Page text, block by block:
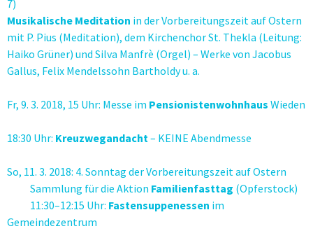
7)
Musikalische Meditation in der Vorbereitungszeit auf Ostern
mit P. Pius (Meditation), dem Kirchenchor St. Thekla (Leitung:
Haiko Grüner) und Silva Manfrè (Orgel) – Werke von Jacobus
Gallus, Felix Mendelssohn Bartholdy u. a.
Fr, 9. 3. 2018, 15 Uhr: Messe im Pensionistenwohnhaus Wieden
18:30 Uhr: Kreuzwegandacht– KEINE Abendmesse
So, 11. 3. 2018: 4. Sonntag der Vorbereitungszeit auf Ostern
Sammlung für die Aktion Familienfasttag (Opferstock)
11:30–12:15 Uhr: Fastensuppenessen im
Gemeindezentrum